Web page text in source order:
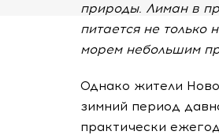
природы. Лиман в
питается не
морем небольшим
Однако жители
зимний период
практически